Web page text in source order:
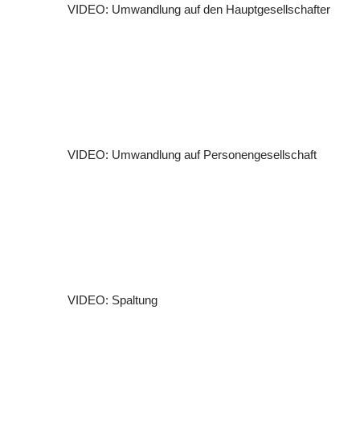
VIDEO: Umwandlung auf den Hauptgesellschafter
VIDEO: Umwandlung auf Personengesellschaft
VIDEO: Spaltung